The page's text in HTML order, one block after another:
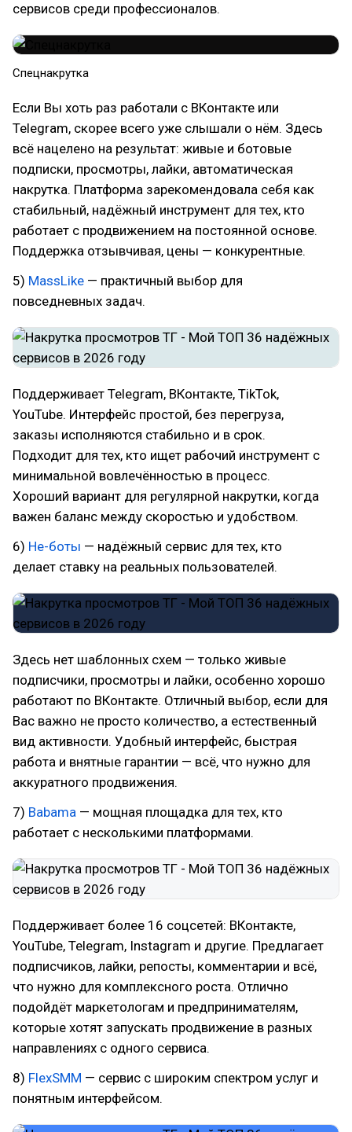
сервисов среди профессионалов.
Спецнакрутка
Если Вы хоть раз работали с ВКонтакте или
Telegram, скорее всего уже слышали о нём. Здесь
всё нацелено на результат: живые и ботовые
подписки, просмотры, лайки, автоматическая
накрутка. Платформа зарекомендовала себя как
стабильный, надёжный инструмент для тех, кто
работает с продвижением на постоянной основе.
Поддержка отзывчивая, цены — конкурентные.
5) MassLike — практичный выбор для
повседневных задач.
Поддерживает Telegram, ВКонтакте, TikTok,
YouTube. Интерфейс простой, без перегруза,
заказы исполняются стабильно и в срок.
Подходит для тех, кто ищет рабочий инструмент с
минимальной вовлечённостью в процесс.
Хороший вариант для регулярной накрутки, когда
важен баланс между скоростью и удобством.
6) Не-боты — надёжный сервис для тех, кто
делает ставку на реальных пользователей.
Здесь нет шаблонных схем — только живые
подписчики, просмотры и лайки, особенно хорошо
работают по ВКонтакте. Отличный выбор, если для
Вас важно не просто количество, а естественный
вид активности. Удобный интерфейс, быстрая
работа и внятные гарантии — всё, что нужно для
аккуратного продвижения.
7) Babama — мощная площадка для тех, кто
работает с несколькими платформами.
Поддерживает более 16 соцсетей: ВКонтакте,
YouTube, Telegram, Instagram и другие. Предлагает
подписчиков, лайки, репосты, комментарии и всё,
что нужно для комплексного роста. Отлично
подойдёт маркетологам и предпринимателям,
которые хотят запускать продвижение в разных
направлениях с одного сервиса.
8) FlexSMM — сервис с широким спектром услуг и
понятным интерфейсом.